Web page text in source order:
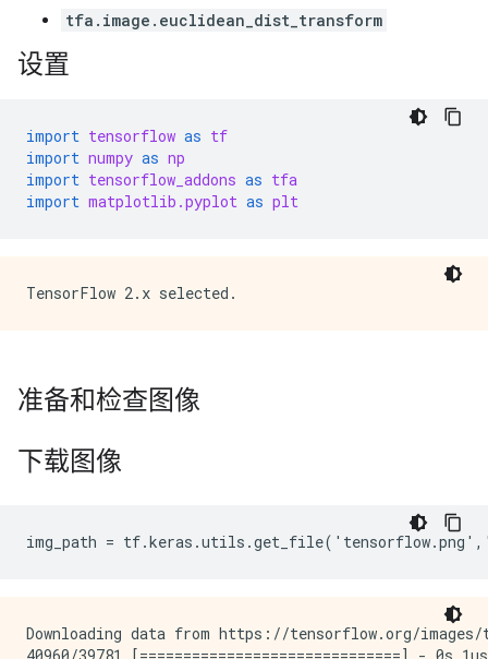
tfa.image.euclidean_dist_transform
设置
import tensorflow as tf
import numpy as np
import tensorflow_addons as tfa
import matplotlib.pyplot as plt
准备和检查图像
下载图像
Downloading data from https://tensorflow.org/